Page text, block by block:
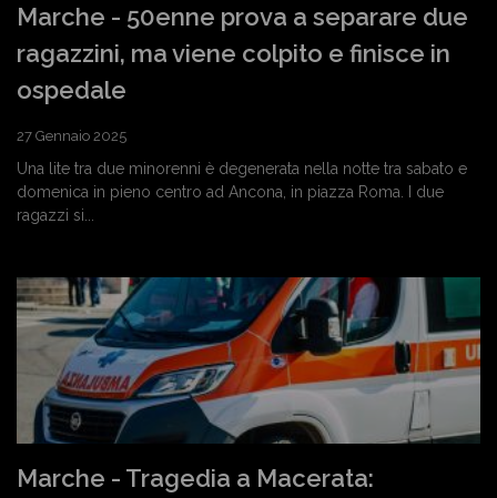
Marche - 50enne prova a separare due
ragazzini, ma viene colpito e finisce in
ospedale
27 Gennaio 2025
Una lite tra due minorenni è degenerata nella notte tra sabato e
domenica in pieno centro ad Ancona, in piazza Roma. I due
ragazzi si...
Marche - Tragedia a Macerata: